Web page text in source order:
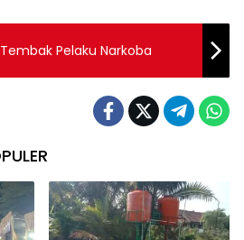
Pelaku Narkoba